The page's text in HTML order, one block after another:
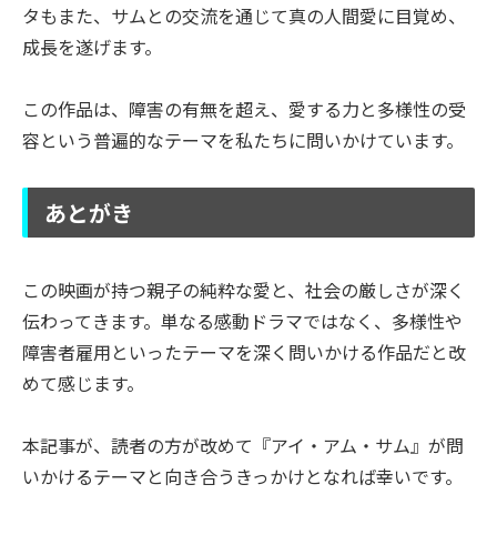
タもまた、サムとの交流を通じて真の人間愛に目覚め、
成長を遂げます。
この作品は、障害の有無を超え、愛する力と多様性の受
容という普遍的なテーマを私たちに問いかけています。
あとがき
この映画が持つ親子の純粋な愛と、社会の厳しさが深く
伝わってきます。単なる感動ドラマではなく、多様性や
障害者雇用といったテーマを深く問いかける作品だと改
めて感じます。
本記事が、読者の方が改めて『アイ・アム・サム』が問
いかけるテーマと向き合うきっかけとなれば幸いです。